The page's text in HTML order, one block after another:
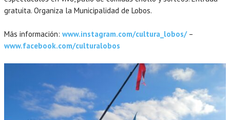
gratuita. Organiza la Municipalidad de Lobos.
Más información: www.instagram.com/cultura_lobos/–
www.facebook.com/culturalobos